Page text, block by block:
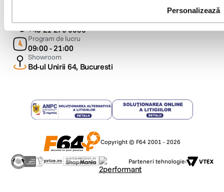
Personalizează
Comenzi si suport
+40 21 270 0050
Program de lucru
09:00 - 21:00
Showroom
Bd-ul Unirii 64, Bucuresti
Copyright © F64 2001 - 2026
Parteneri tehnologie: